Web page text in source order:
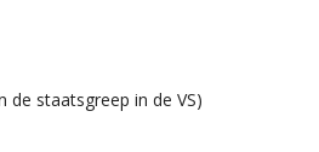
de staatsgreep in de VS)